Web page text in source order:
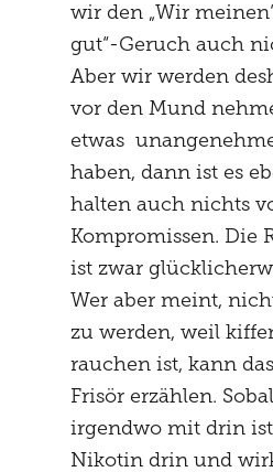
wir den „Wir
gut“-Geruch auch
Aber wir werden
vor den Mund
etwas
haben, dann ist es
halten auch nichts
Kompromissen. Die
ist zwar
Wer aber meint,
zu werden, weil
rauchen ist, kann
Frisör erzählen.
irgendwo mit drin
Nikotin drin und